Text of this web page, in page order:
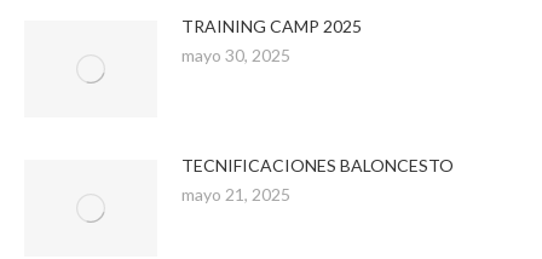
TRAINING CAMP 2025
mayo 30, 2025
TECNIFICACIONES BALONCESTO
mayo 21, 2025